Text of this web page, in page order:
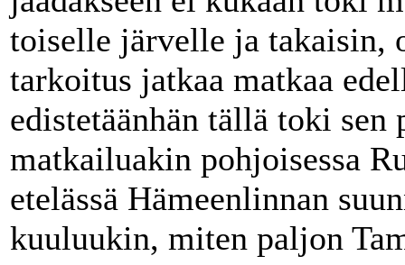
toiselle järvelle ja
tarkoitus jatkaa matkaa
edistetäänhän tällä toki sen
matkailuakin pohjoisessa
etelässä Hämeenlinnan
kuuluukin, miten paljon